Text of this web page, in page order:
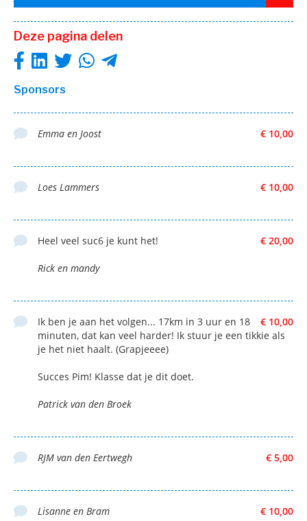
Deze pagina delen
Sponsors
€ 10,00
Emma en Joost
€ 10,00
Loes Lammers
€ 20,00
Heel veel suc6 je kunt het!
Rick en mandy
€ 10,00
Ik ben je aan het volgen... 17km in 3 uur en 18
minuten, dat kan veel harder! Ik stuur je een tikkie als
je het niet haalt. (Grapjeeee)
Succes Pim! Klasse dat je dit doet.
Patrick van den Broek
€ 5,00
RJM van den Eertwegh
€ 10,00
Lisanne en Bram